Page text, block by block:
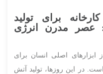
برای تولید
عصر مدرن انرژی
ابزارهای اصلی انسان برای
در این روزها، تولید آتش